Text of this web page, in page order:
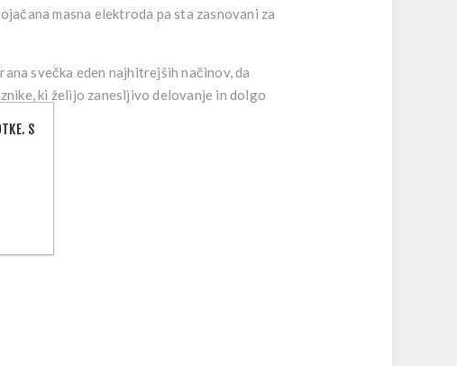
masna elektroda pa sta zasnovani za
svečka eden najhitrejših načinov, da
ki želijo zanesljivo delovanje in dolgo
S